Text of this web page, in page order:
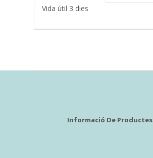
Vida útil 3 dies
Informació De Productes